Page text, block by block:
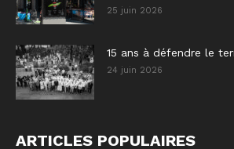
25 juin 2026
15 ans à défendre le
24 juin 2026
ARTICLES POPULAIRES